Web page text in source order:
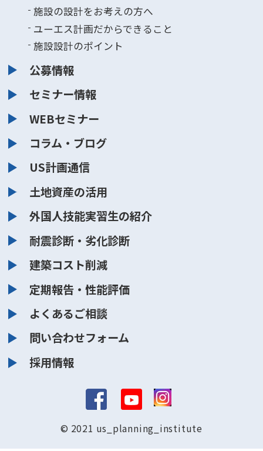
施設の設計をお考えの方へ
ユーエス計画だからできること
施設設計のポイント
公募情報
セミナー情報
WEBセミナー
コラム・ブログ
US計画通信
土地資産の活用
外国人技能実習生の紹介
耐震診断・劣化診断
建築コスト削減
定期報告・性能評価
よくあるご相談
問い合わせフォーム
採用情報
© 2021 us_planning_institute